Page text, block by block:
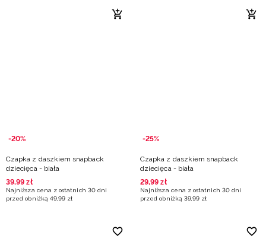
-20%
Czapka z daszkiem snapback
dziecięca - biała
39,99 zł
Najniższa cena z ostatnich 30 dni
przed obniżką 49,99 zł
-25%
Czapka z daszkiem snapback
dziecięca - biała
29,99 zł
Najniższa cena z ostatnich 30 dni
przed obniżką 39,99 zł